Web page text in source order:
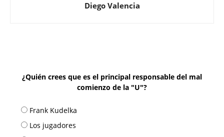
Diego Valencia
¿Quién crees que es el principal responsable del mal
comienzo de la "U"?
Frank Kudelka
Los jugadores